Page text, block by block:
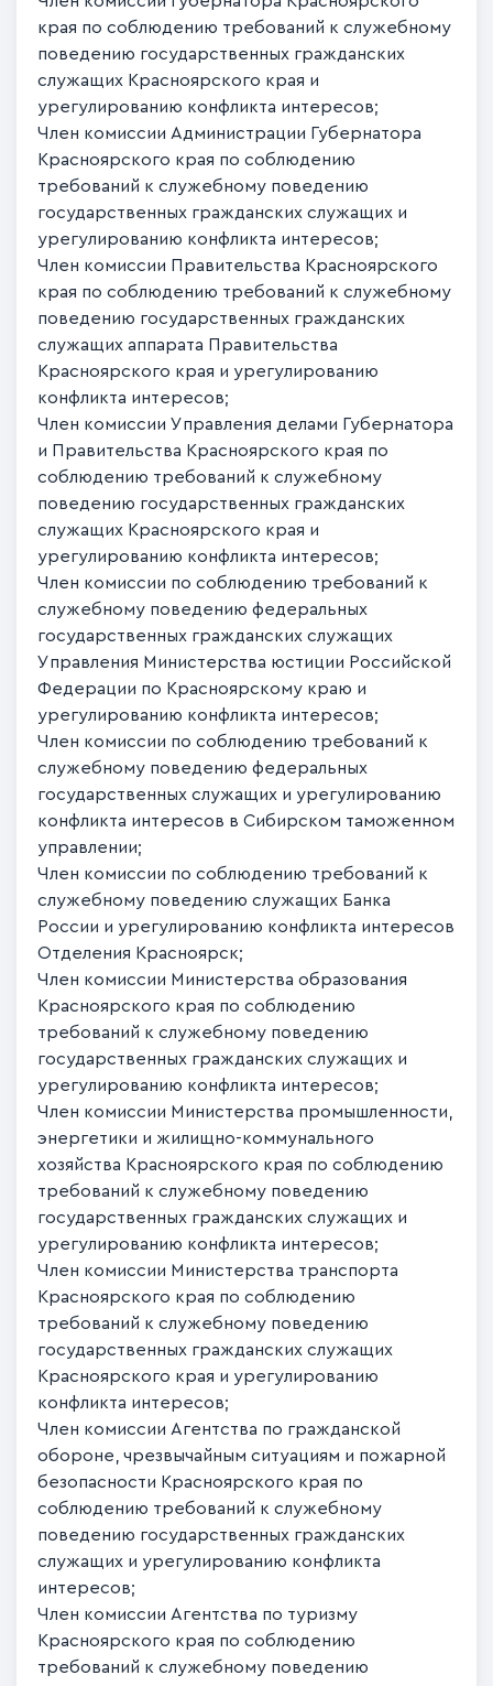
края по соблюдению требований к служебному
поведению государственных гражданских
служащих Красноярского края и
урегулированию конфликта интересов;
Член комиссии Администрации Губернатора
Красноярского края по соблюдению
требований к служебному поведению
государственных гражданских служащих и
урегулированию конфликта интересов;
Член комиссии Правительства Красноярского
края по соблюдению требований к служебному
поведению государственных гражданских
служащих аппарата Правительства
Красноярского края и урегулированию
конфликта интересов;
Член комиссии Управления делами Губернатора
и Правительства Красноярского края по
соблюдению требований к служебному
поведению государственных гражданских
служащих Красноярского края и
урегулированию конфликта интересов;
Член комиссии по соблюдению требований к
служебному поведению федеральных
государственных гражданских служащих
Управления Министерства юстиции Российской
Федерации по Красноярскому краю и
урегулированию конфликта интересов;
Член комиссии по соблюдению требований к
служебному поведению федеральных
государственных служащих и урегулированию
конфликта интересов в Сибирском таможенном
управлении;
Член комиссии по соблюдению требований к
служебному поведению служащих Банка
России и урегулированию конфликта интересов
Отделения Красноярск;
Член комиссии Министерства образования
Красноярского края по соблюдению
требований к служебному поведению
государственных гражданских служащих и
урегулированию конфликта интересов;
Член комиссии Министерства промышленности,
энергетики и жилищно-коммунального
хозяйства Красноярского края по соблюдению
требований к служебному поведению
государственных гражданских служащих и
урегулированию конфликта интересов;
Член комиссии Министерства транспорта
Красноярского края по соблюдению
требований к служебному поведению
государственных гражданских служащих
Красноярского края и урегулированию
конфликта интересов;
Член комиссии Агентства по гражданской
обороне, чрезвычайным ситуациям и пожарной
безопасности Красноярского края по
соблюдению требований к служебному
поведению государственных гражданских
служащих и урегулированию конфликта
интересов;
Член комиссии Агентства по туризму
Красноярского края по соблюдению
требований к служебному поведению